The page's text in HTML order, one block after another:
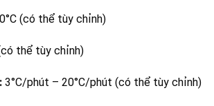
(có thể tùy chỉnh)
thể tùy chỉnh)
3°C/phút – 20°C/phút (có thể tùy chỉnh)